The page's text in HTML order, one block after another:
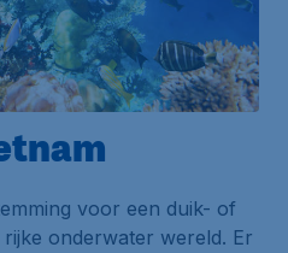
voor een duik- of
onderwater wereld. Er